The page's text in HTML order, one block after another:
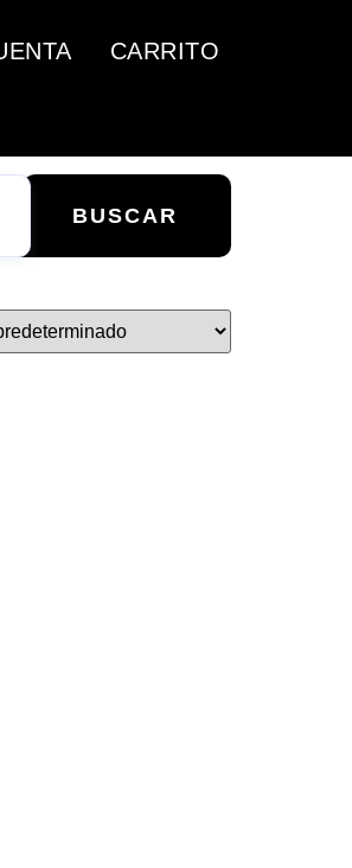
CARRITO
BUSCAR